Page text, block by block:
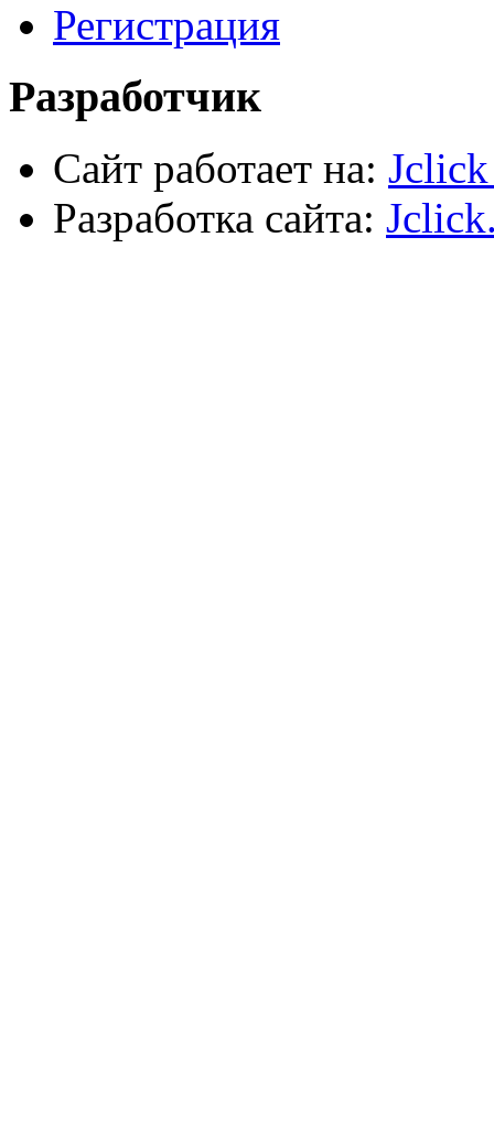
Сварочное оборудование
Силовое оборудование
Регистрация
Разработчик
Сайт работает на:
Разработка сайта: